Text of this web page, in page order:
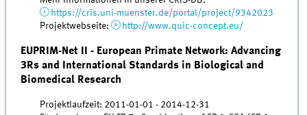
https://cris.uni-muenster.de/portal/project/9342023
Projektwebseite:
http://www.quic-concept.eu/
EUPRIM-Net II - European Primate Network: Advancing
3Rs and International Standards in Biological and
Biomedical Research
Projektlaufzeit: 2011-01-01 - 2014-12-31